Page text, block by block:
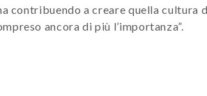
contribuendo a creare quella cultura
ancora di più l’importanza”.